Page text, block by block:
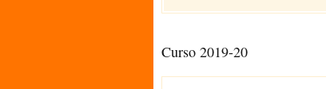
Curso 2019-20